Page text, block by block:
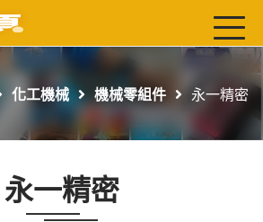
化工機械 機械零組件 永一精密
永一精密